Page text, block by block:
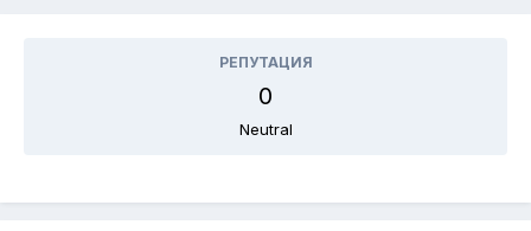
РЕПУТАЦИЯ
0
Neutral